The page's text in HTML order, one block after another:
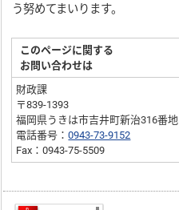
う努めてまいります。
このページに関する
お問い合わせは
財政課
〒839-1393
福岡県うきは市吉井町新治316番地
電話番号：0943-73-9152
Fax：0943-75-5509